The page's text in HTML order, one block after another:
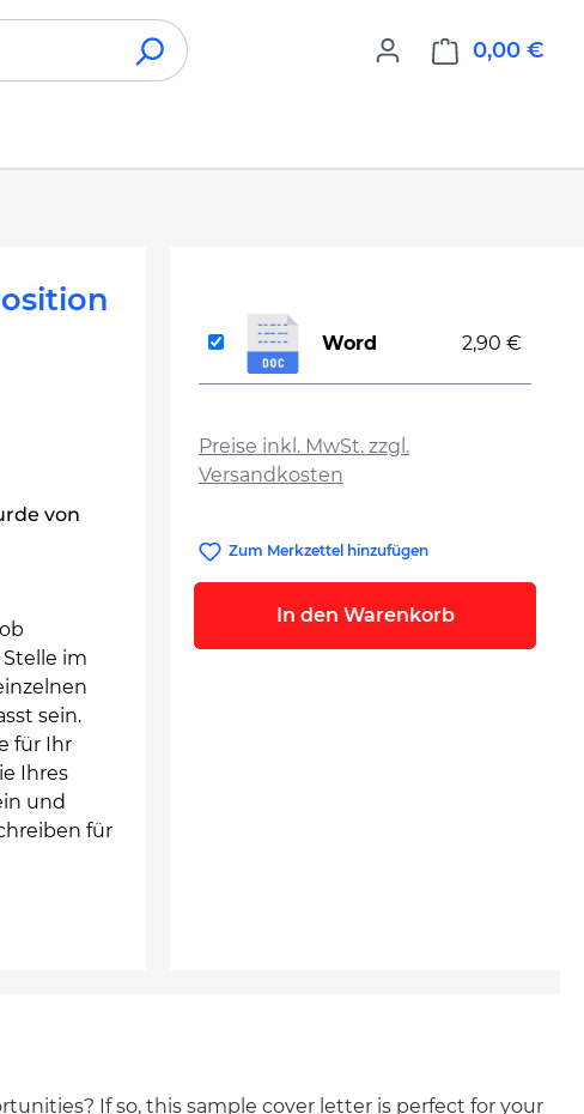
0,00 €
von
im
sein.
für Ihr
Ihres
und
für
Preise inkl. MwSt. zzgl.
Versandkosten
Word 2,90 €
Zum Merkzettel hinzufügen
In den Warenkorb
If so, this sample cover letter is perfect for your